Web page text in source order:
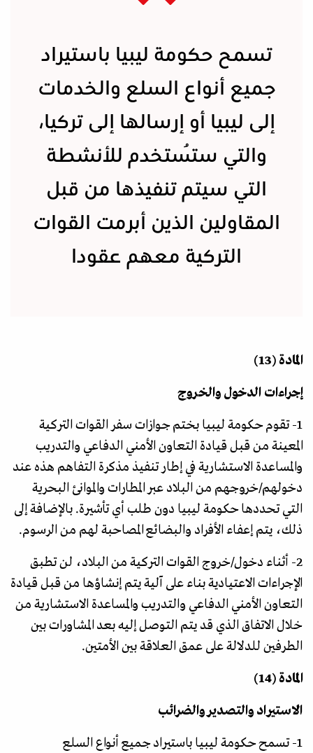
تسمح حكومة ليبيا باستيراد
جميع أنواع السلع والخدمات
إلى ليبيا أو إرسالها إلى تركيا،
والتي ستُستخدم للأنشطة
التي سيتم تنفيذها من قبل
المقاولين الذين أبرمت القوات
التركية معهم عقودا
المادة (13)
إجراءات الدخول والخروج
1- تقوم حكومة ليبيا بختم جوازات سفر القوات التركية
المعينة من قبل قيادة التعاون الأمني الدفاعي والتدريب
والمساعدة الاستشارية في إطار تنفيذ مذكرة التفاهم هذه عند
دخولهم/خروجهم من البلاد عبر المطارات والموانئ البحرية
التي تحددها حكومة ليبيا دون طلب أي تأشيرة. بالإضافة إلى
ذلك، يتم إعفاء الأفراد والبضائع المصاحبة لهم من الرسوم.
2- أثناء دخول/خروج القوات التركية من البلاد، لن تطبق
الإجراءات الاعتيادية بناء على آلية يتم إنشاؤها من قبل قيادة
التعاون الأمني الدفاعي والتدريب والمساعدة الاستشارية من
خلال الاتفاق الذي قد يتم التوصل إليه بعد المشاورات بين
الطرفين للدلالة على عمق العلاقة بين الأمتين.
المادة (14)
الاستيراد والتصدير والضرائب
1- تسمح حكومة ليبيا باستيراد جميع أنواع السلع